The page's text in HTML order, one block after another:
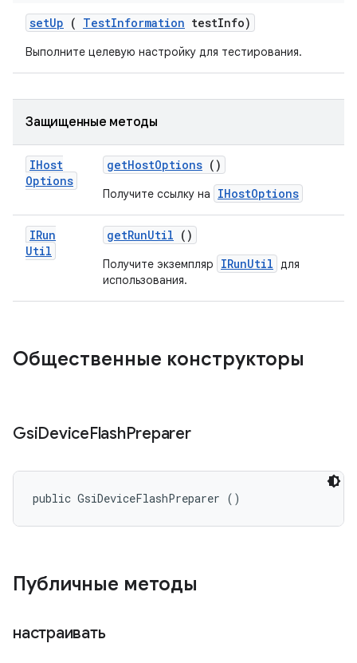
setUp ( TestInformation testInfo)
Выполните целевую настройку для тестирования.
Защищенные методы
IHost
Options
getHostOptions ()
Получите ссылку на IHostOptions
IRun
Util
getRunUtil ()
Получите экземпляр IRunUtil для
использования.
Общественные конструкторы
GsiDeviceFlashPreparer
public GsiDeviceFlashPreparer ()
Публичные методы
настраивать